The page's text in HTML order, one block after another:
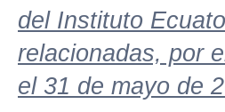
del Instituto
relacionadas, por
el 31 de mayo de